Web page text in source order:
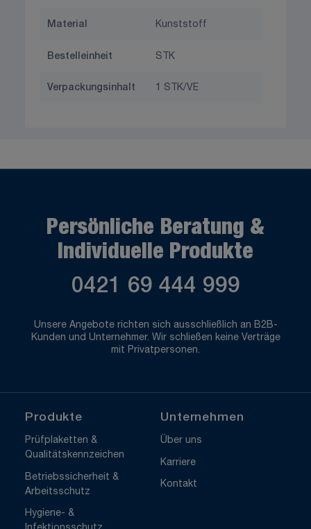
Material Kunststoff
Bestelleinheit STK
Verpackungsinhalt 1 STK/VE
Persönliche Beratung &
Individuelle Produkte
0421 69 444 999
Unsere Angebote richten sich ausschließlich an B2B-
Kunden und Unternehmer. Wir schließen keine Verträge
mit Privatpersonen.
Produkte
Prüfplaketten &
Qualitätskennzeichen
Betriebssicherheit &
Arbeitsschutz
Hygiene- &
Unternehmen
Über uns
Karriere
Kontakt